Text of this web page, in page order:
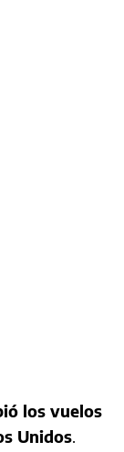
los vuelos
Unidos.